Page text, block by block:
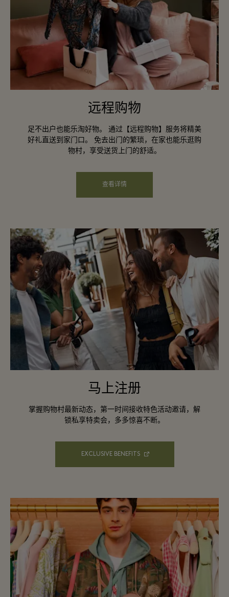
远程购物
足不出户也能乐淘好物。 通过【远程购物】服务将精美
好礼直送到家门口。 免去出门的繁琐，在家也能乐逛购
物村，享受送货上门的舒适。
查看详情
马上注册
掌握购物村最新动态，第一时间接收特色活动邀请，解
锁私享特卖会，多多惊喜不断。
EXCLUSIVE BENEFITS